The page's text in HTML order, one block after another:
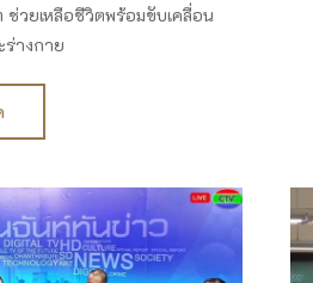
ช่วยเหลือชีวิตพร้อมขับเคลื่อน
ร่างกาย